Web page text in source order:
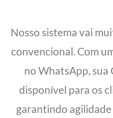
Nosso sistema vai
convencional. Com
no WhatsApp, sua
disponível para os
garantindo